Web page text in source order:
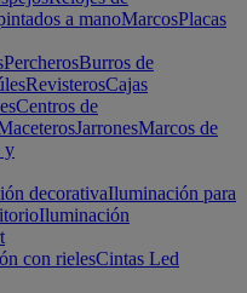
a manoMarcosPlacas
PercherosBurros de
RevisterosCajas
Centros de
JarronesMarcos de
y
decorativaIluminación para
Iluminación
con rielesCintas Led